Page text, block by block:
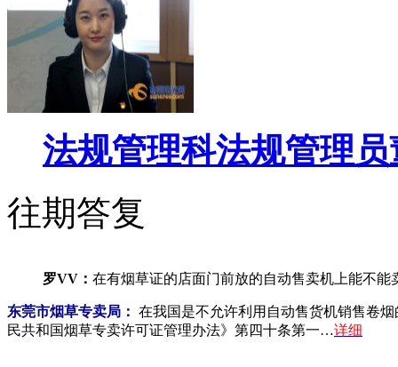
法规管理科法规管理员
往期答复
罗VV： 在有烟草证的店面门前放的自动售卖机上能不能
东莞市烟草专卖局： 在我国是不允许利用自动售货机销售卷
民共和国烟草专卖许可证管理办法》第四十条第一…详细